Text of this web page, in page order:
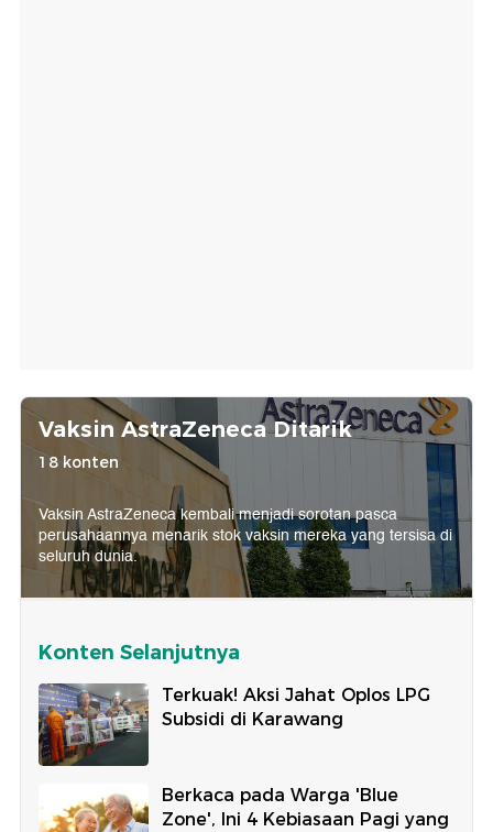
Vaksin AstraZeneca Ditarik
18 konten
Vaksin AstraZeneca kembali menjadi sorotan pasca
perusahaannya menarik stok vaksin mereka yang tersisa di
seluruh dunia.
Konten Selanjutnya
Terkuak! Aksi Jahat Oplos LPG
Subsidi di Karawang
Berkaca pada Warga 'Blue
Zone', Ini 4 Kebiasaan Pagi yang